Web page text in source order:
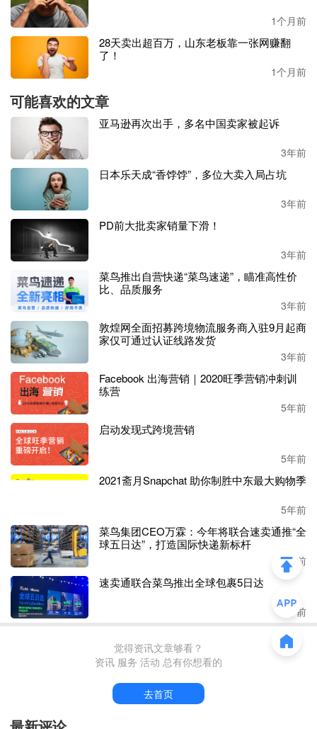
该公司了解到，
别是女性用户群体中特别受欢迎，而公司产品处于家庭手工
操作爱好类DIY赛道，超过60%的消费者为女性群体，年龄
层在25 -34岁间，与SHEIN用户匹配度较好。因此在其开放
第三方平台模式后，
立即入驻，希望让更多潜在客户
了解公司产品。
4月3日，品牌
SHEIN上架了第一款商品，当天就出了3
单，目前店铺月订单量已达1000+，业绩超出预期。
“
SHEIN前期比较惊喜，链接一上架就有出单。公司非
常重视这个平台的发展，也愿意加大投入去挖掘平台的市
场
，包括平台仓的备货、对平台活动、广告等方面的投入和
配合。”其工作人员表示。
相比其他平台， 据该企业透
“近一个月，买家留评率大约在37%，店铺评分4.69，退
货率约1.95%。”其一款便携式热压机已摘得不少五星好评，
其中一条评论点赞：“令人惊讶，产品和卖家秀完全一样，
而且效果很好，绝对值得购买！”
不少卖家已经吃到了平台红利，但 SHEIN要再添一把火。
SHEIN推出 百万卖家新计划
本周，SHEIN公布“希有引力”百万卖家计划，要在未来三年
帮助全球10000个卖家年销售额突破百万美元、帮助十万卖
家年销十万美金以上。
家居用品、配饰、
3C用品、运动产品、宠物配饰、创意文
具等热招品类逐渐拓展至全品类卖家。
10万个中
小卖家年销售额达到10万美元。
SHEIN对平台模式的决心可见一斑。对于刚刚开启新模式的
平台来说，这不是一个小目标，但SHEIN庞大的市场和用户
群体为此提供了支持。
SHEIN推出了卖家全生命周期成长赋
能，包括全流程培训体系、运营与工具赋能、一站式履约支
持、订单与结款支持、低投入成本、综合竞争力提升在内的
针对性解决卖家的经营痛点。
1个月前
28天卖出超百万，山东老板靠一张网赚翻
了！
1个月前
可能喜欢的文章
亚马逊再次出手，多名中国卖家被起诉
3年前
日本乐天成“香饽饽”，多位大卖入局占坑
3年前
PD前大批卖家销量下滑！
3年前
菜鸟推出自营快递“菜鸟速递”，瞄准高性价
比、品质服务
3年前
敦煌网全面招募跨境物流服务商入驻9月起商
家仅可通过认证线路发货
3年前
Facebook 出海营销｜2020旺季营销冲刺训
练营
5年前
启动发现式跨境营销
5年前
2021斋月Snapchat 助你制胜中东最大购物季
5年前
菜鸟集团CEO万霖：今年将联合速卖通推“全
球五日达”，打造国际快递新标杆
3年前
速卖通联合菜鸟推出全球包裹5日达
3年前
觉得资讯文章够看？
资讯 服务 活动 总有你想看的
去首页